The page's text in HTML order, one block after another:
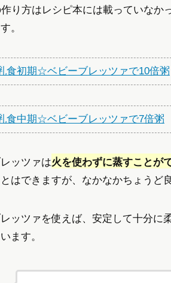
り方はレシピ本には載っていな
。
食初期☆ベビーブレッツァで10倍粥
食中期☆ベビーブレッツァで7倍粥
ッツァは火を使わずに蒸すことが
はできますが、なかなかちょうど
ッツァを使えば、安定して十分に
ます。